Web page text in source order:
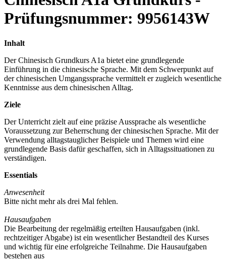
Prüfungsnummer: 9956143W
Inhalt
Der Chinesisch Grundkurs A1a bietet eine grundlegende
Einführung in die chinesische Sprache. Mit dem Schwerpunkt auf
der chinesischen Umgangssprache vermittelt er zugleich wesentliche
Kenntnisse aus dem chinesischen Alltag.
Ziele
Der Unterricht zielt auf eine präzise Aussprache als wesentliche
Voraussetzung zur Beherrschung der chinesischen Sprache. Mit der
Verwendung alltagstauglicher Beispiele und Themen wird eine
grundlegende Basis dafür geschaffen, sich in Alltagssituationen zu
verständigen.
Essentials
Anwesenheit
Bitte nicht mehr als drei Mal fehlen.
Hausaufgaben
Die Bearbeitung der regelmäßig erteilten Hausaufgaben (inkl.
rechtzeitiger Abgabe) ist ein wesentlicher Bestandteil des Kurses
und wichtig für eine erfolgreiche Teilnahme. Die Hausaufgaben
bestehen aus